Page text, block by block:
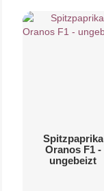
Spitzpaprika
Oranos F1 -
ungebeizt